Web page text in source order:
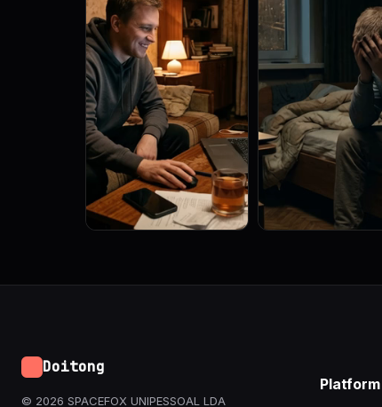
Doitong
© 2026 SPACEFOX UNIPESSOAL LDA
Platform